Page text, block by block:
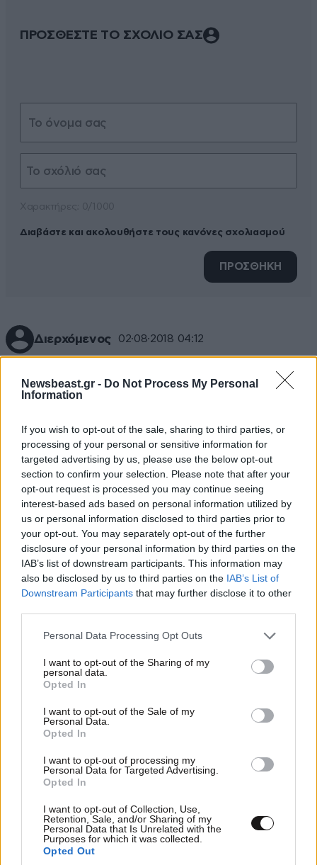
Newsbeast.gr - Do Not Process My Personal
Information
If you wish to opt-out of the sale, sharing to third parties, or
processing of your personal or sensitive information for
targeted advertising by us, please use the below opt-out
section to confirm your selection. Please note that after your
opt-out request is processed you may continue seeing
interest-based ads based on personal information utilized by
us or personal information disclosed to third parties prior to
your opt-out. You may separately opt-out of the further
disclosure of your personal information by third parties on the
IAB’s list of downstream participants. This information may
also be disclosed by us to third parties on the IAB’s List of
Downstream Participants that may further disclose it to other
Please note that this website/app uses one or more Google
not limited to your visit or usage behaviour. You may click to
grant or deny consent to Google and its third-party tags to
use your data for below specified purposes in below Google
consent section.
Personal Data Processing Opt Outs
I want to opt-out of the Sharing of my
personal data.
Opted In
I want to opt-out of the Sale of my
Personal Data.
Opted In
I want to opt-out of processing my
Personal Data for Targeted Advertising.
Opted In
I want to opt-out of Collection, Use,
Retention, Sale, and/or Sharing of my
Personal Data that Is Unrelated with the
Purposes for which it was collected.
Opted Out
ΠΡΟΣΘΕΣΤΕ ΤΟ ΣΧΟΛΙΟ ΣΑΣ
Διαβάστε και ακολουθήστε τους κανόνες σχολιασμού
ΠΡΟΣΘΗΚΗ
Διερχόμενος 02·08·2018 04:12
Τρία χρόνια μετά...το ΄΄ηλίθιος΄΄ για τον μεγαηγέτη
Τσίπρα είναι πλέον φιλοφρόνηση.Διαβάζοντας
του ΄΄Ντόρα,η μικρή εξερευνήτρια΄΄ στην
εξουσία.Περαστικά μας λοιπόν...
Απαντήστε
Προφήτης 27·11·2025 09:01
Και που να δεις πως φαντάζουν τα σχόλια το
2025. Μετά την κυκλοφορία του βιβλίου του
TRENDING